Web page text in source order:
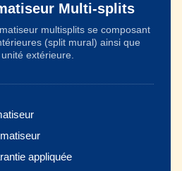
Multi-splits
multisplits se composant
(split mural) ainsi que
extérieure.
appliquée